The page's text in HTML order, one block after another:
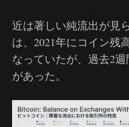
近は著しい純流出が見
は、2021年にコイン残
なっていたが、過去2
があった。